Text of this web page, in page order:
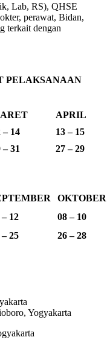
Lab, RS), QHSE
perawat, Bidan,
terkait dengan
PELAKSANAAN
APRIL
– 14
13 – 15
– 31 27 – 29
OKTOBER
– 12
08 – 10
– 25 26 – 28
Yogyakarta